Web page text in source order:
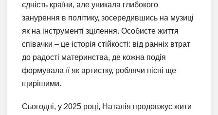
єдність країни, але уникала глибокого
занурення в політику, зосередившись на музиці
як на інструменті зцілення. Особисте життя
співачки – це історія стійкості: від ранніх втрат
до радості материнства, де кожна подія
формувала її як артистку, роблячи пісні ще
щирішими.
Сьогодні, у 2025 році, Наталія продовжує жити